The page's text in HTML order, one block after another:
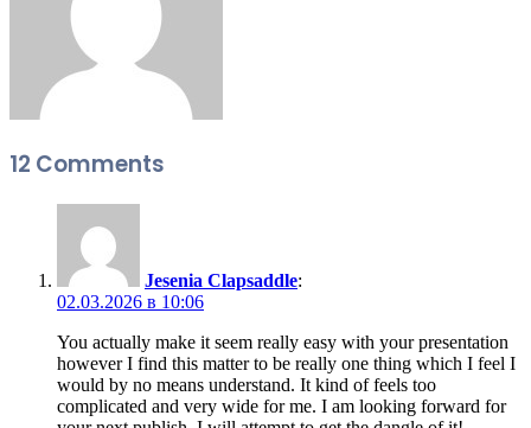
12 Comments
Jesenia Clapsaddle:
02.03.2026 в 10:06
You actually make it seem really easy with your presentation
however I find this matter to be really one thing which I feel I
would by no means understand. It kind of feels too
complicated and very wide for me. I am looking forward for